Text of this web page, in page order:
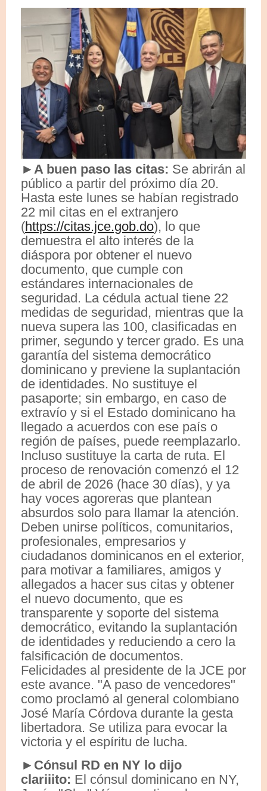
►A buen paso las citas: Se abrirán al
público a partir del próximo día 20.
Hasta este lunes se habían registrado
22 mil citas en el extranjero
(https://citas.jce.gob.do), lo que
demuestra el alto interés de la
diáspora por obtener el nuevo
documento, que cumple con
estándares internacionales de
seguridad. La cédula actual tiene 22
medidas de seguridad, mientras que la
nueva supera las 100, clasificadas en
primer, segundo y tercer grado. Es una
garantía del sistema democrático
dominicano y previene la suplantación
de identidades. No sustituye el
pasaporte; sin embargo, en caso de
extravío y si el Estado dominicano ha
llegado a acuerdos con ese país o
región de países, puede reemplazarlo.
Incluso sustituye la carta de ruta. El
proceso de renovación comenzó el 12
de abril de 2026 (hace 30 días), y ya
hay voces agoreras que plantean
absurdos solo para llamar la atención.
Deben unirse políticos, comunitarios,
profesionales, empresarios y
ciudadanos dominicanos en el exterior,
para motivar a familiares, amigos y
allegados a hacer sus citas y obtener
el nuevo documento, que es
transparente y soporte del sistema
democrático, evitando la suplantación
de identidades y reduciendo a cero la
falsificación de documentos.
Felicidades al presidente de la JCE por
este avance. "A paso de vencedores"
como proclamó al general colombiano
José María Córdova durante la gesta
libertadora. Se utiliza para evocar la
victoria y el espíritu de lucha.
►Cónsul RD en NY lo dijo
clariiito: El cónsul dominicano en NY,